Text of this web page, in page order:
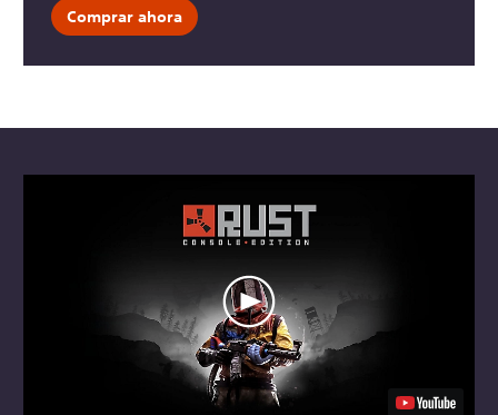
Comprar ahora